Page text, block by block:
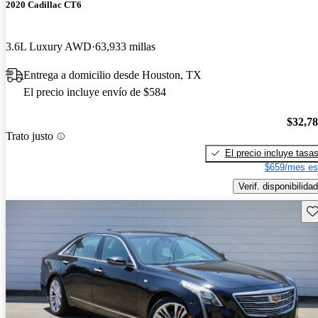
2020 Cadillac CT6
3.6L Luxury AWD 63,933 millas
Entrega a domicilio desde Houston, TX
El precio incluye envío de $584
Trato justo
El precio incluye tasas
$659/mes
Verif. disponibilidad